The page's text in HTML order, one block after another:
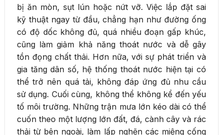
bị ăn mòn, sụt lún hoặc nứt vỡ. Việc lắp đặt sai
kỹ thuật ngay từ đầu, chẳng hạn như đường ống
có độ dốc không đủ, quá nhiều đoạn gấp khúc,
cũng làm giảm khả năng thoát nước và dễ gây
tồn đọng chất thải. Hơn nữa, với sự phát triển và
gia tăng dân số, hệ thống thoát nước hiện tại có
thể trở nên quá tải, không đáp ứng đủ nhu cầu
sử dụng. Cuối cùng, không thể không kể đến yếu
tố môi trường. Những trận mưa lớn kéo dài có thể
cuốn theo một lượng lớn đất, đá, cành cây và rác
thải từ bên ngoài, làm lấp nghẽn các miệng cống